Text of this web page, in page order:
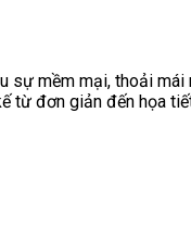
sự mềm mại, thoải mái
từ đơn giản đến họa